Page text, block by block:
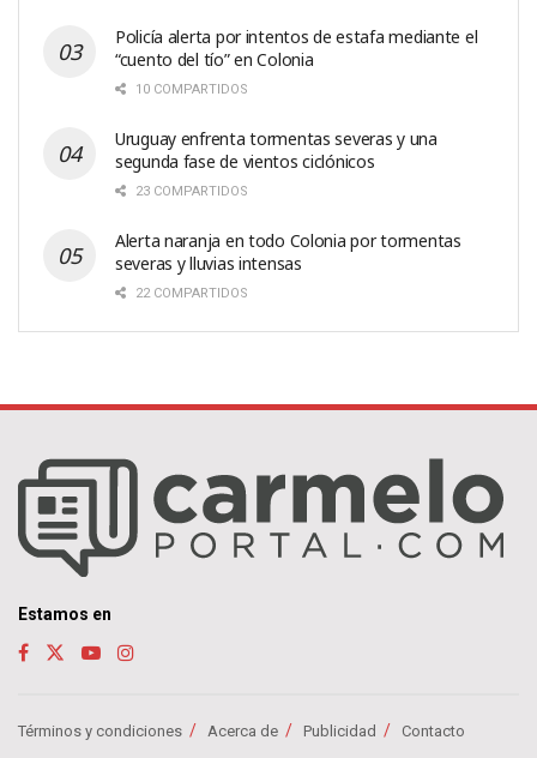
Policía alerta por intentos de estafa mediante el
“cuento del tío” en Colonia
10 COMPARTIDOS
Uruguay enfrenta tormentas severas y una
segunda fase de vientos ciclónicos
23 COMPARTIDOS
Alerta naranja en todo Colonia por tormentas
severas y lluvias intensas
22 COMPARTIDOS
Estamos en
Términos y condiciones Acerca de Publicidad Contacto